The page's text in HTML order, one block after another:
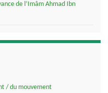
de l’Imâm Ahmad Ibn
/ du mouvement